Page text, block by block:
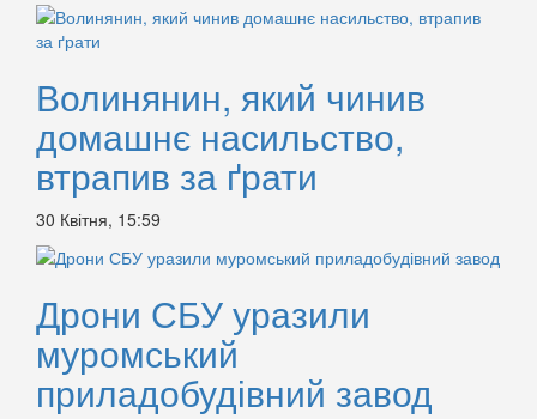
Волинянин, який чинив
домашнє насильство,
втрапив за ґрати
30 Квітня, 15:59
Дрони СБУ уразили
муромський
приладобудівний завод